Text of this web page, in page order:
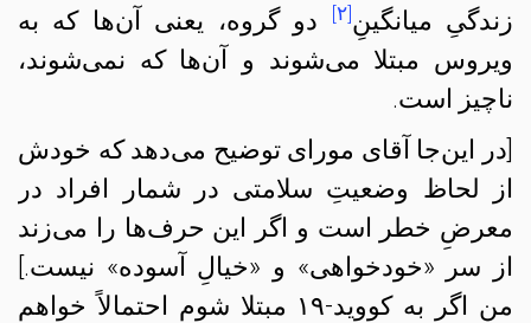
زندگیِ میانگینِ[۲]
دو گروه، یعنی آن‌ها که به
ویروس مبتلا می‌شوند و آن‌ها که نمی‌شوند،
ناچیز است.
[در این‌جا آقای مورای توضیح می‌دهد که خودش
از لحاظ وضعیتِ سلامتی در شمار افراد در
معرضِ خطر است و اگر این حرف‌ها را می‌زند
از سر «خودخواهی» و «خیالِ آسوده» نیست.]
من اگر به کووید-۱۹ مبتلا شوم احتمالاً خواهم